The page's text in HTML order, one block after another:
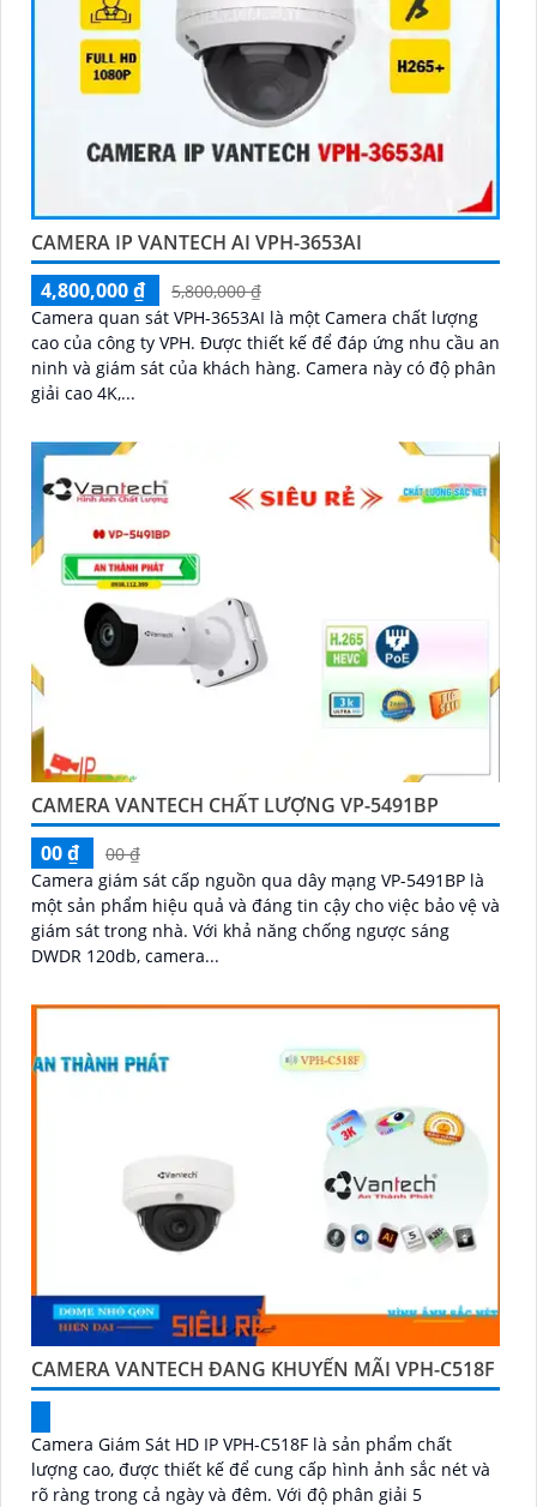
CAMERA IP VANTECH AI VPH-3653AI
4,800,000 ₫
5,800,000 ₫
Camera quan sát VPH-3653AI là một Camera chất lượng
cao của công ty VPH. Được thiết kế để đáp ứng nhu cầu an
ninh và giám sát của khách hàng. Camera này có độ phân
giải cao 4K,...
CAMERA VANTECH CHẤT LƯỢNG VP-5491BP
00 ₫
00 ₫
Camera giám sát cấp nguồn qua dây mạng VP-5491BP là
một sản phẩm hiệu quả và đáng tin cậy cho việc bảo vệ và
giám sát trong nhà. Với khả năng chống ngược sáng
DWDR 120db, camera...
CAMERA VANTECH ĐANG KHUYẾN MÃI VPH-C518F
Camera Giám Sát HD IP VPH-C518F là sản phẩm chất
lượng cao, được thiết kế để cung cấp hình ảnh sắc nét và
rõ ràng trong cả ngày và đêm. Với độ phân giải 5